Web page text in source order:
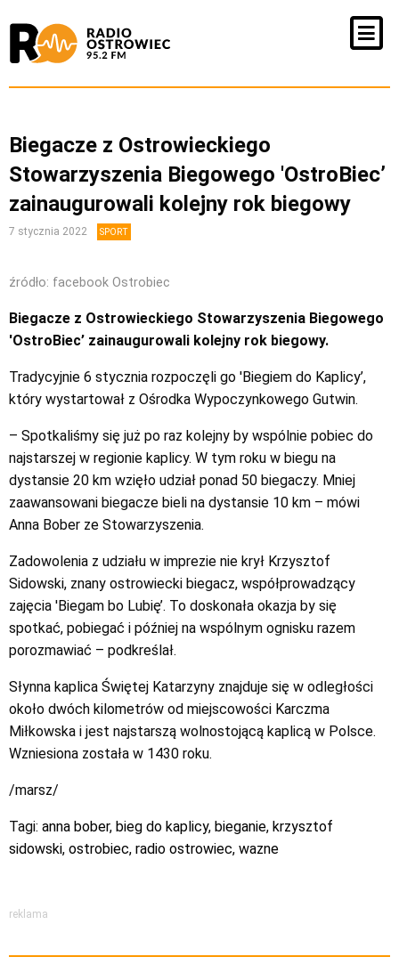
Biegacze z Ostrowieckiego
Stowarzyszenia Biegowego 'OstroBiec’
zainaugurowali kolejny rok biegowy
7 stycznia 2022 SPORT
źródło: facebook Ostrobiec
Biegacze z Ostrowieckiego Stowarzyszenia Biegowego
'OstroBiec’ zainaugurowali kolejny rok biegowy.
Tradycyjnie 6 stycznia rozpoczęli go 'Biegiem do Kaplicy’,
który wystartował z Ośrodka Wypoczynkowego Gutwin.
– Spotkaliśmy się już po raz kolejny by wspólnie pobiec do
najstarszej w regionie kaplicy. W tym roku w biegu na
dystansie 20 km wzięło udział ponad 50 biegaczy. Mniej
zaawansowani biegacze bieli na dystansie 10 km – mówi
Anna Bober ze Stowarzyszenia.
Zadowolenia z udziału w imprezie nie krył Krzysztof
Sidowski, znany ostrowiecki biegacz, współprowadzący
zajęcia 'Biegam bo Lubię’. To doskonała okazja by się
spotkać, pobiegać i później na wspólnym ognisku razem
porozmawiać – podkreślał.
Słynna kaplica Świętej Katarzyny znajduje się w odległości
około dwóch kilometrów od miejscowości Karczma
Miłkowska i jest najstarszą wolnostojącą kaplicą w Polsce.
Wzniesiona została w 1430 roku.
/marsz/
Tagi: anna bober, bieg do kaplicy, bieganie, krzysztof
sidowski, ostrobiec, radio ostrowiec, wazne
reklama